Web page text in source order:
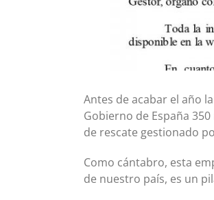
Antes de acabar el año
Gobierno de España
de rescate gestionado
Como cántabro, esta
de nuestro país, es un